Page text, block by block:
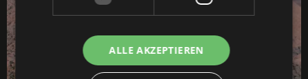
ALLE AKZEPTIEREN